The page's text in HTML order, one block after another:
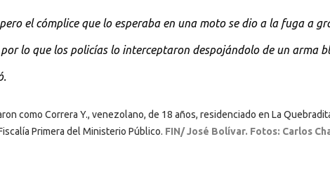
el cómplice que lo esperaba en una moto se dio a la fuga a
lo que los policías lo interceptaron despojándolo de un arma
como Correra Y., venezolano, de 18 años, residenciado en La
Primera del Ministerio Público. FIN/ José Bolívar. Fotos: Carlos